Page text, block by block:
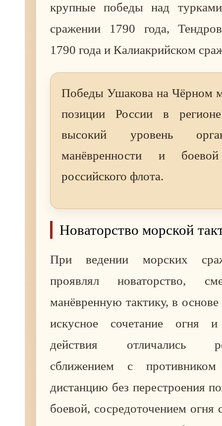
крупные победы над
сражении 1790 года,
1790 года и Калиакрийском
Победы Ушакова на Чёрном
позиции России в
высокий уровень
манёвренности и боевой
российского флота.
Новаторство морской
При ведении морских
проявлял новаторство,
манёвренную тактику, в
искусное сочетание огня
действия отличались
сближением с
дистанцию без перестроения
боевой, сосредоточением огня